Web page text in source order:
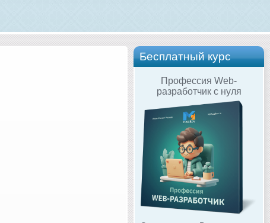
Бесплатный курс
Профессия Web-
разработчик с нуля